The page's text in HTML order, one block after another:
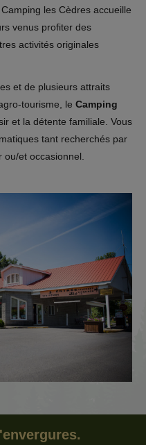
les Cèdres accueille
venus profiter des
activités originales
et de plusieurs attraits
tourisme, le Camping
et la détente familiale. Vous
tant recherchés par
et occasionnel.